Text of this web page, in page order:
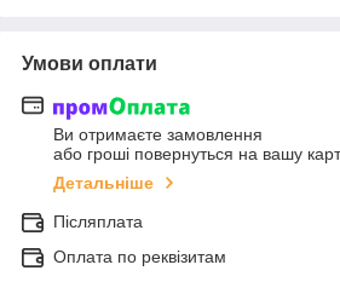
Умови оплати
Ви отримаєте замовлення
або гроші повернуться на вашу
Детальніше
Післяплата
Оплата по реквізитам